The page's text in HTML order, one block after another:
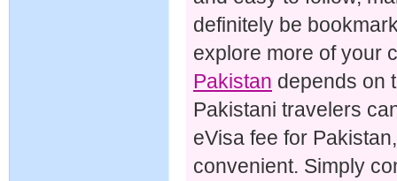
definitely be
explore more of your
Pakistan depends on
Pakistani travelers
eVisa fee for
convenient. Simply